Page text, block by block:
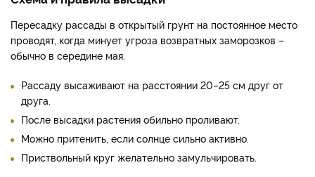
Пересадку рассады в открытый грунт на постоянное место
проводят, когда минует угроза возвратных заморозков –
обычно в середине мая.
Рассаду высаживают на расстоянии 20–25 см друг от
друга.
После высадки растения обильно проливают.
Можно притенить, если солнце сильно активно.
Приствольный круг желательно замульчировать.